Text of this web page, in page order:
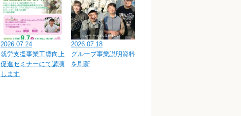
2026.07.24
就労支援事業工賃向上
促進セミナーにて講演
します
2026.07.18
グループ事業説明資料
を刷新
元内閣総理大臣夫人 安倍昭恵